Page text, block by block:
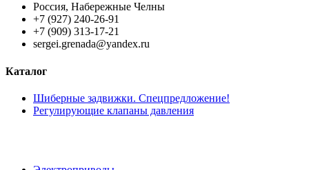
Россия, Набережные Челны
+7 (927) 240-26-91
+7 (909) 313-17-21
sergei.grenada@yandex.ru
Каталог
Шиберные задвижки. Спецпредложение!
Регулирующие клапаны давления